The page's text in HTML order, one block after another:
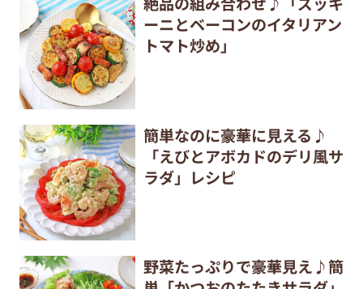
ーニとベーコンのイタリアン
トマト炒め」
簡単なのに豪華に見える♪
「えびとアボカドのデリ風サ
ラダ」レシピ
野菜たっぷりで豪華見え♪簡